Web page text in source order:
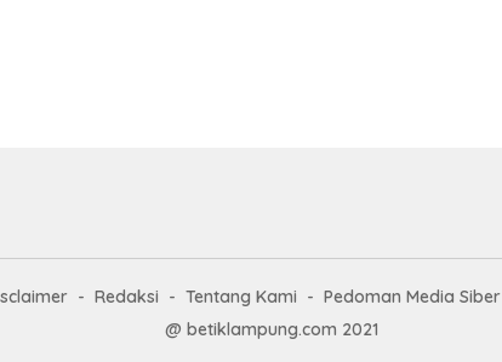
Redaksi Tentang Kami Pedoman Media Siber
@ betiklampung.com 2021